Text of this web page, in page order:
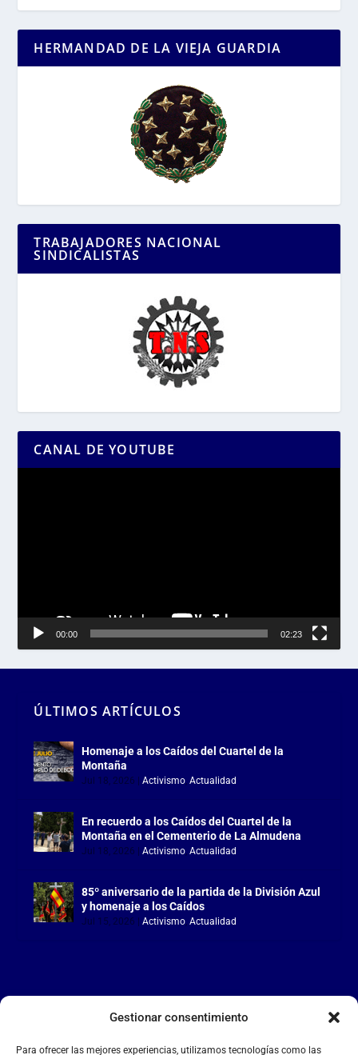
Gestionar consentimiento
Para ofrecer las mejores experiencias, utilizamos tecnologías como las
HERMANDAD DE LA VIEJA GUARDIA
TRABAJADORES NACIONAL
SINDICALISTAS
CANAL DE YOUTUBE
00:00 02:23
ÚLTIMOS ARTÍCULOS
Homenaje a los Caídos del Cuartel de la
Montaña
Jul 18, 2026 |Activismo,Actualidad
En recuerdo a los Caídos del Cuartel de la
Montaña en el Cementerio de La Almudena
Jul 18, 2026 |Activismo,Actualidad
85º aniversario de la partida de la División Azul
y homenaje a los Caídos
Jul 15, 2026 |Activismo,Actualidad
LA FALANGE